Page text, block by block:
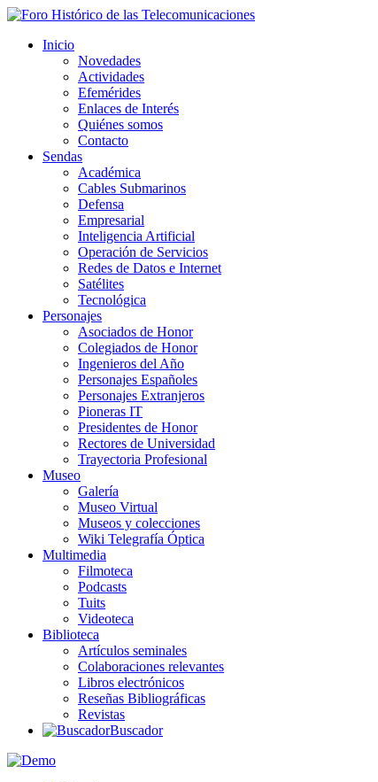
Inicio
Novedades
Actividades
Efemérides
Enlaces de Interés
Quiénes somos
Contacto
Sendas
Académica
Cables Submarinos
Defensa
Empresarial
Inteligencia Artificial
Operación de Servicios
Redes de Datos e Internet
Satélites
Tecnológica
Personajes
Asociados de Honor
Colegiados de Honor
Ingenieros del Año
Personajes Españoles
Personajes Extranjeros
Pioneras IT
Presidentes de Honor
Rectores de Universidad
Trayectoria Profesional
Museo
Galería
Museo Virtual
Museos y colecciones
Wiki Telegrafía Óptica
Multimedia
Filmoteca
Podcasts
Tuits
Videoteca
Biblioteca
Artículos seminales
Colaboraciones relevantes
Libros electrónicos
Reseñas Bibliográficas
Revistas
Buscador